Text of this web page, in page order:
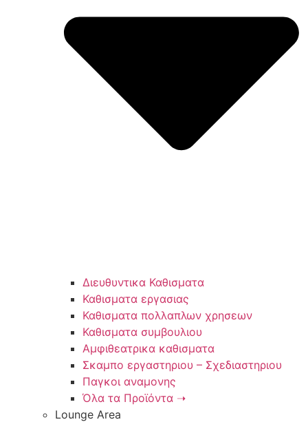
Διευθυντικα Καθισματα
Καθισματα εργασιας
Καθισματα πολλαπλων χρησεων
Καθισματα συμβουλιου
Αμφιθεατρικα καθισματα
Σκαμπο εργαστηριου – Σχεδιαστηριου
Παγκοι αναμονης
Όλα τα Προϊόντα ➝
Lounge Area